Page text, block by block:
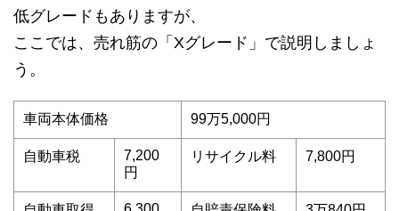
低グレードもありますが、
ここでは、売れ筋の「Xグレード」で説明しましょ
う。
車両本体価格 99万5,000円
自動車税
7,200
円
リサイクル料 7,800円